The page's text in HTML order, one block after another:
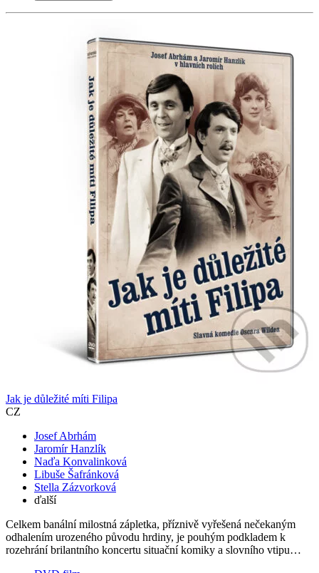
Jak je důležité míti Filipa
CZ
Josef Abrhám
Jaromír Hanzlík
Naďa Konvalinková
Libuše Šafránková
Stella Zázvorková
ďalší
Celkem banální milostná zápletka, příznivě vyřešená nečekaným
odhalením urozeného původu hrdiny, je pouhým podkladem k
rozehrání brilantního koncertu situační komiky a slovního vtipu…